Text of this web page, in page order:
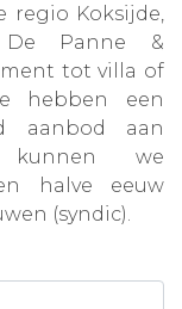
Koksijde,
De Panne &
tot villa of
hebben een
aanbod aan
kunnen we
halve eeuw
(syndic).